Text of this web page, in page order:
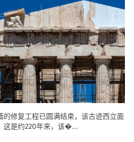
的修复工程已圆满结束，该古迹西立面
这是约220年来，该�...